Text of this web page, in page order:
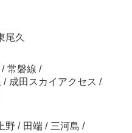
尾久
/ 常磐線 /
/ 成田スカイアクセス /
上野 / 田端 / 三河島 /